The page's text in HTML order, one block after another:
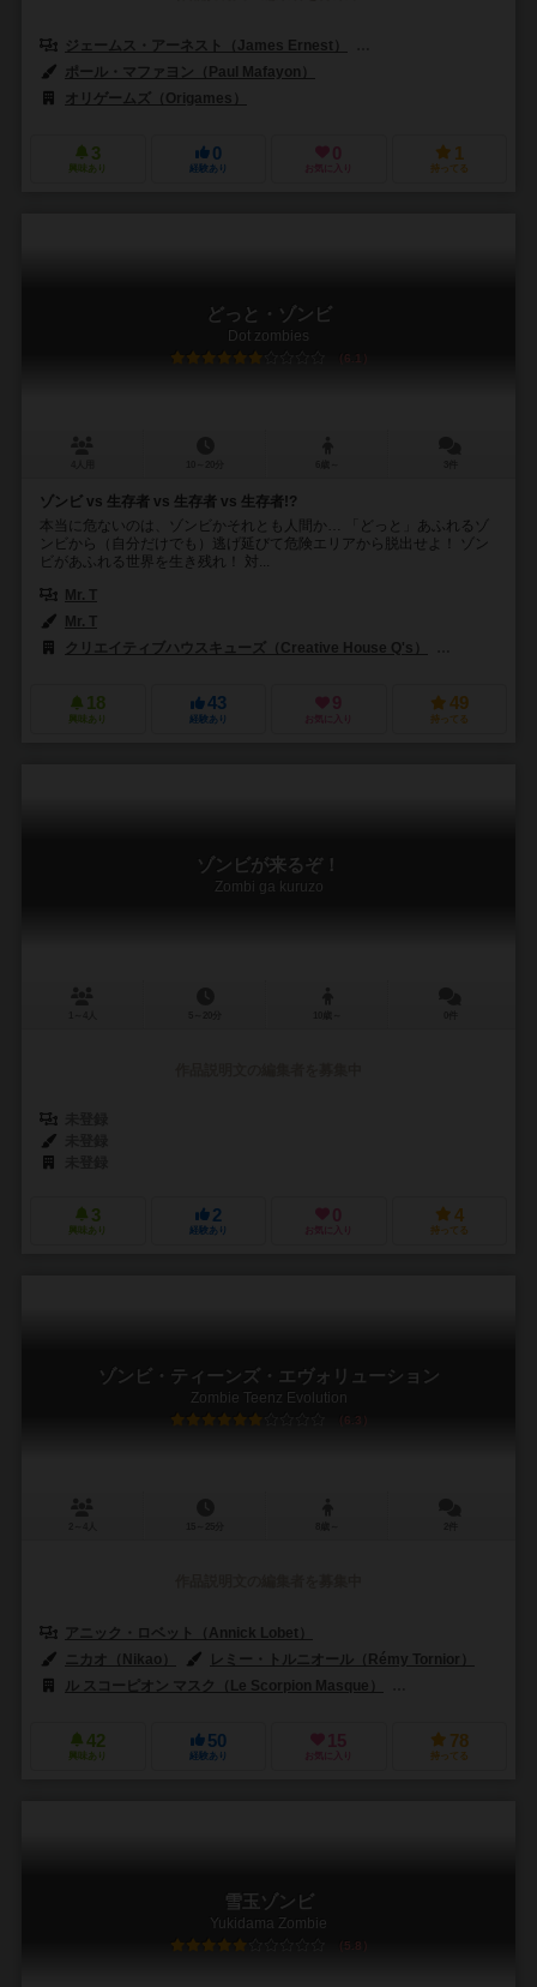
ジェームス・アーネスト（James Ernest）
ポール・マファヨン（Paul Mafayon）
オリゲームズ（Origames）
3
興味あり
0
経験あり
0
お気に入り
1
持ってる
どっと・ゾンビ
Dot zombies
6.1
ゾンビ vs 生存者 vs 生存者 vs 生存者!?
本当に危ないのは、ゾンビかそれとも人間か… 「どっと」あふれるゾ
ンビから（自分だけでも）逃げ延びて危険エリアから脱出せよ！ ゾン
ビがあふれる世界を生き残れ！ 対...
Mr. T
Mr. T
クリエイティブハウスキューズ（Creative House Q's）
18
興味あり
43
経験あり
9
お気に入り
49
持ってる
ゾンビが来るぞ！
Zombi ga kuruzo
3
興味あり
2
経験あり
0
お気に入り
4
持ってる
ゾンビ・ティーンズ・エヴォリューション
Zombie Teenz Evolution
6.3
アニック・ロベット（Annick Lobet）
ニカオ（Nikao）
レミー・トルニオール（Rémy Tornior）
ル スコーピオン マスク（Le Scorpion Masque）
42
興味あり
50
経験あり
15
お気に入り
78
持ってる
雪玉ゾンビ
Yukidama Zombie
5.8